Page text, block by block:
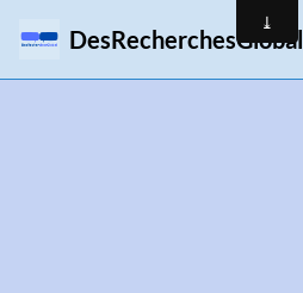
DesRecherchesGlobal